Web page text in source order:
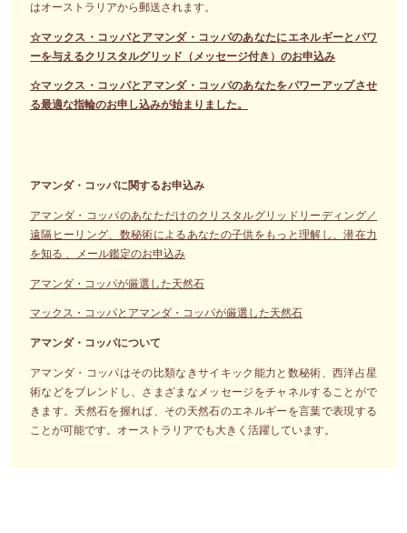
はオーストラリアから郵送されます。
☆マックス・コッパとアマンダ・コッパのあなたにエネルギーとパワ
ーを与えるクリスタルグリッド（メッセージ付き）のお申込み
☆マックス・コッパとアマンダ・コッパのあなたをパワーアップさせ
る最適な指輪のお申し込みが始まりました。
アマンダ・コッパに関するお申込み
アマンダ・コッパのあなただけのクリスタルグリッドリーディング／
遠隔ヒーリング、数秘術によるあなたの子供をもっと理解し、潜在力
を知る 、メール鑑定のお申込み
アマンダ・コッパが厳選した天然石
マックス・コッパとアマンダ・コッパが厳選した天然石
アマンダ・コッパについて
アマンダ・コッパはその比類なきサイキック能力と数秘術、西洋占星
術などをブレンドし、さまざまなメッセージをチャネルすることがで
きます。天然石を握れば、その天然石のエネルギーを言葉で表現する
ことが可能です。オーストラリアでも大きく活躍しています。